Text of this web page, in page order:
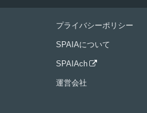
プライバシーポリシー
SPAIAについて
SPAIAch 
運営会社